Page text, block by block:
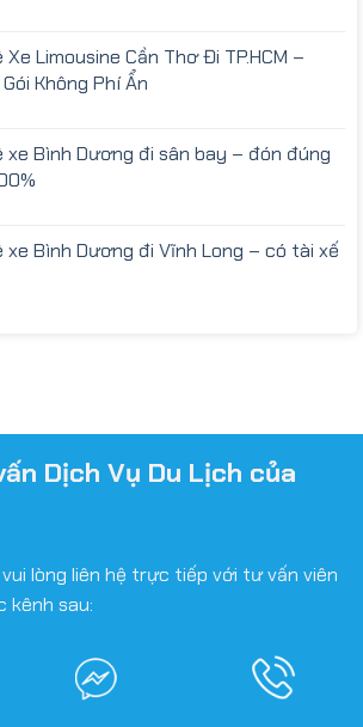
Xe Limousine Cần Thơ Đi TP.HCM –
Không Phí Ẩn
xe Bình Dương đi sân bay – đón đúng
xe Bình Dương đi Vĩnh Long – có tài xế
Dịch Vụ Du Lịch của
lòng liên hệ trực tiếp với tư vấn viên
kênh sau: